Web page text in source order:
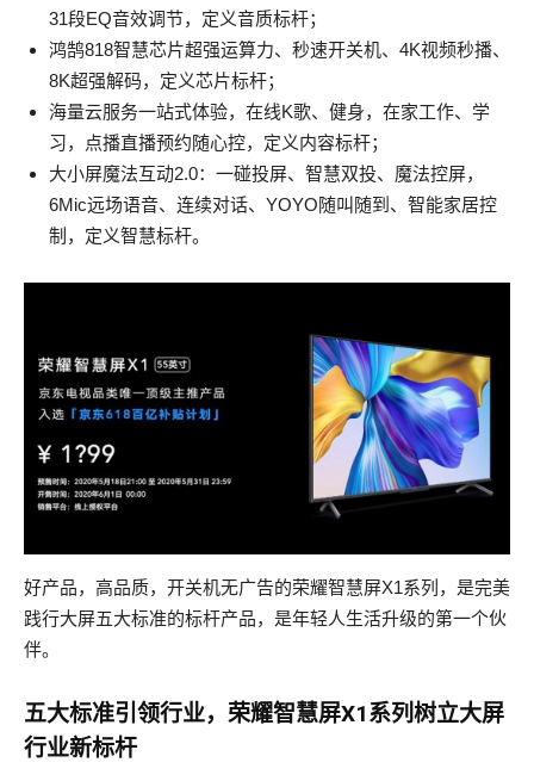
31段EQ音效调节，定义音质标杆；
鸿鹄818智慧芯片超强运算力、秒速开关机、4K视频秒播、
8K超强解码，定义芯片标杆；
海量云服务一站式体验，在线K歌、健身，在家工作、学
习，点播直播预约随心控，定义内容标杆；
大小屏魔法互动2.0：一碰投屏、智慧双投、魔法控屏，
6Mic远场语音、连续对话、YOYO随叫随到、智能家居控
制，定义智慧标杆。
好产品，高品质，开关机无广告的荣耀智慧屏X1系列，是完美
践行大屏五大标准的标杆产品，是年轻人生活升级的第一个伙
伴。
五大标准引领行业，荣耀智慧屏X1系列树立大屏
行业新标杆